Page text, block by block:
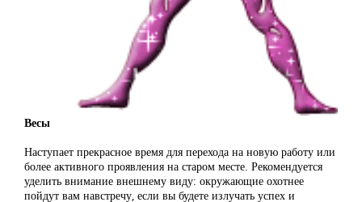
Весы
Наступает прекрасное время для перехода на новую работу или
более активного проявления на старом месте. Рекомендуется
уделить внимание внешнему виду: окружающие охотнее
пойдут вам навстречу, если вы будете излучать успех и